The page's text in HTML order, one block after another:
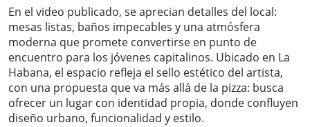
En el video publicado, se aprecian detalles del local:
mesas listas, baños impecables y una atmósfera
moderna que promete convertirse en punto de
encuentro para los jóvenes capitalinos. Ubicado en La
Habana, el espacio refleja el sello estético del artista,
con una propuesta que va más allá de la pizza: busca
ofrecer un lugar con identidad propia, donde confluyen
diseño urbano, funcionalidad y estilo.